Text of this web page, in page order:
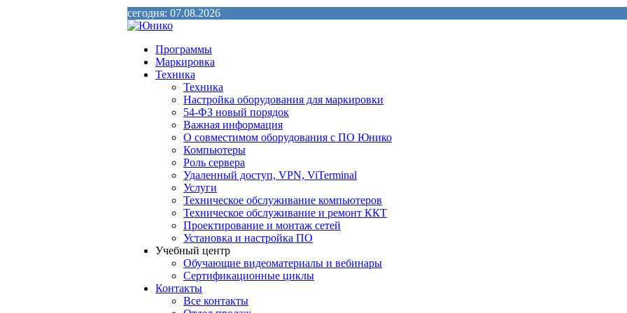
сегодня: 07.08.2026
Программы
Маркировка
Техника
Техника
Настройка оборудования для маркировки
54-ФЗ новый порядок
Важная информация
О совместимом оборудования с ПО Юнико
Компьютеры
Роль сервера
Удаленный доступ, VPN, ViTerminal
Услуги
Техническое обслуживание компьютеров
Техническое обслуживание и ремонт ККТ
Проектирование и монтаж сетей
Установка и настройка ПО
Учебный центр
Обучающие видеоматериалы и вебинары
Сертификационные циклы
Контакты
Все контакты